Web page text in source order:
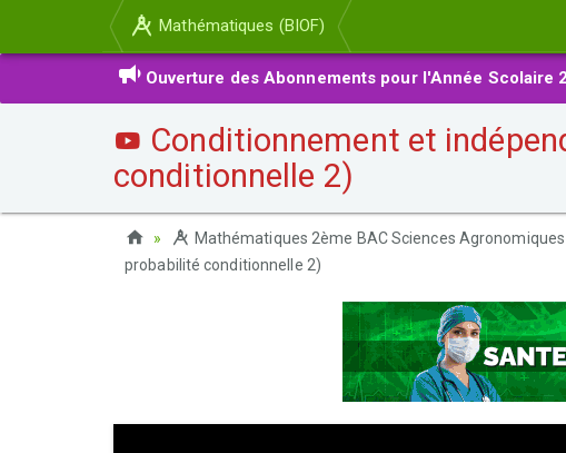
Mathématiques (BIOF)
Ouverture des Abonnements pour l'Année Scolaire
Conditionnement et
conditionnelle 2)
Mathématiques 2ème BAC Sciences Agronomiques
probabilité conditionnelle 2)